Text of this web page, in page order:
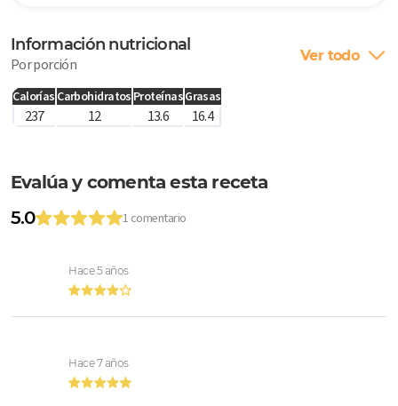
Información nutricional
Por porción Ver todo
Calorías Carbohidratos ProteínasGrasas
237 12 13.6 16.4
Evalúa y comenta esta receta
5.0
1 comentario
Hace 5 años
Hace 7 años